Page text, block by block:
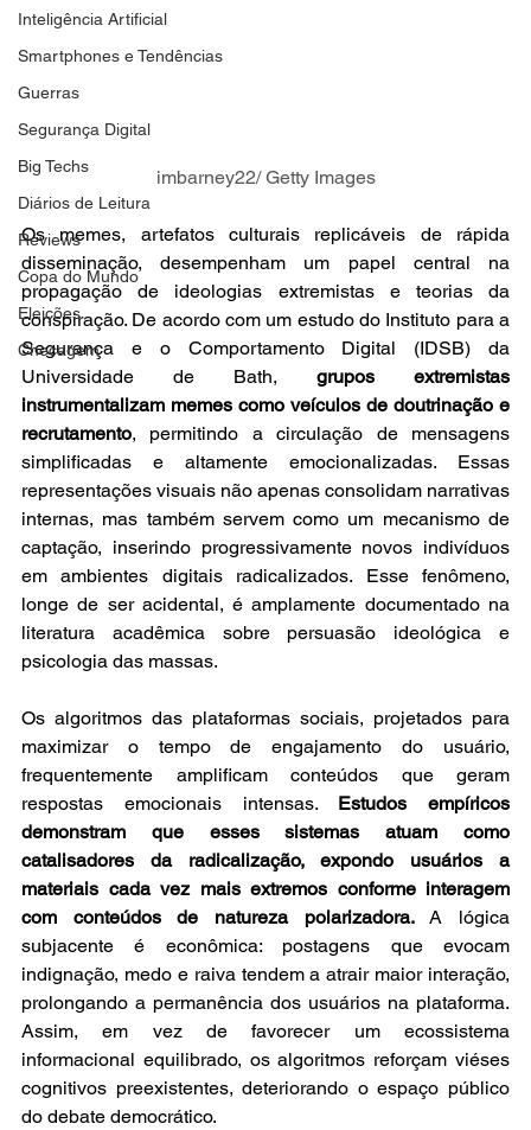
Inteligência Artificial
Smartphones e Tendências
Guerras
Segurança Digital
Big Techs
Diários de Leitura
Reviews
Copa do Mundo
Eleições
Checagem
imbarney22/ Getty Images
Os memes, artefatos culturais replicáveis de rápida
disseminação, desempenham um papel central na
propagação de ideologias extremistas e teorias da
conspiração. De acordo com um estudo do Instituto para a
Segurança e o Comportamento Digital (IDSB) da
Universidade de Bath, grupos extremistas
instrumentalizam memes como veículos de doutrinação e
recrutamento, permitindo a circulação de mensagens
simplificadas e altamente emocionalizadas. Essas
representações visuais não apenas consolidam narrativas
internas, mas também servem como um mecanismo de
captação, inserindo progressivamente novos indivíduos
em ambientes digitais radicalizados. Esse fenômeno,
longe de ser acidental, é amplamente documentado na
literatura acadêmica sobre persuasão ideológica e
psicologia das massas.
Os algoritmos das plataformas sociais, projetados para
maximizar o tempo de engajamento do usuário,
frequentemente amplificam conteúdos que geram
respostas emocionais intensas. Estudos empíricos
demonstram que esses sistemas atuam como
catalisadores da radicalização, expondo usuários a
materiais cada vez mais extremos conforme interagem
com conteúdos de natureza polarizadora. A lógica
subjacente é econômica: postagens que evocam
indignação, medo e raiva tendem a atrair maior interação,
prolongando a permanência dos usuários na plataforma.
Assim, em vez de favorecer um ecossistema
informacional equilibrado, os algoritmos reforçam viéses
cognitivos preexistentes, deteriorando o espaço público
do debate democrático.